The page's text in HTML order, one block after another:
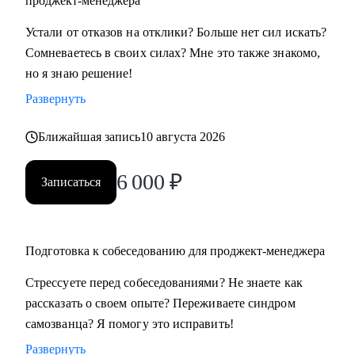
с нуля
• Проджект-менеджерам бизнеc-проектов в сферах:
розничной торговли, электронной коммерции, финтеха и
информационной безопасности
офиса
• Всем, кто хочет сменить карьеру и не знает с чего начать
• Тем, кто не ищет "успешный успех", а готов планомерно
и упорно работать над собой
Устали от отказов на отклики? Больше нет сил искать?
Сомневаетесь в своих силах? Мне это также знакомо,
но я знаю решение!
Развернуть
Ближайшая запись10 августа 2026
Записаться 6 000 ₽
Подготовка к собеседованию для проджект-менеджера
Стрессуете перед собеседованиями? Не знаете как
рассказать о своем опыте? Переживаете синдром
самозванца? Я помогу это исправить!
Развернуть